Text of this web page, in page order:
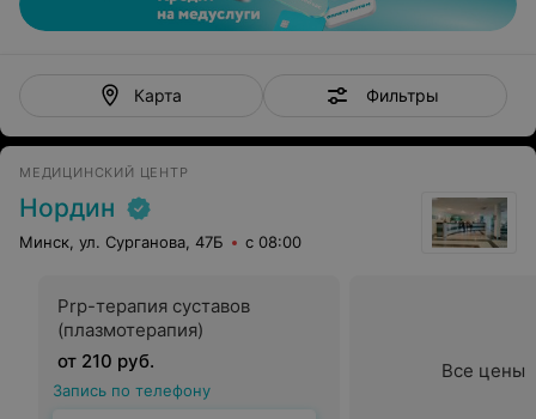
Карта Фильтры
МЕДИЦИНСКИЙ ЦЕНТР
Нордин
Минск, ул. Сурганова, 47Б с 08:00
Prp-терапия суставов
(плазмотерапия)
от 210 руб.
Запись по телефону
Все цены